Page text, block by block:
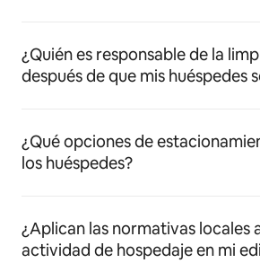
¿Quién es responsable de la
después de que mis huéspedes
¿Qué opciones de
los huéspedes?
¿Aplican las normativas locales
actividad de hospedaje en mi